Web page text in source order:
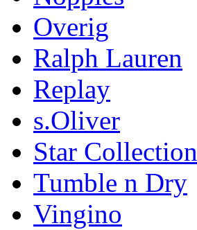
Overig
Ralph Lauren
Replay
s.Oliver
Star Collection
Tumble n Dry
Vingino